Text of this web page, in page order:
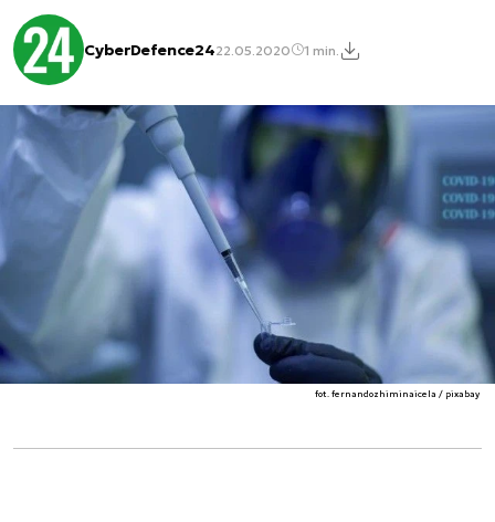
CyberDefence2422.05.2020 1 min.
fot. fernandozhiminaicela / pixabay